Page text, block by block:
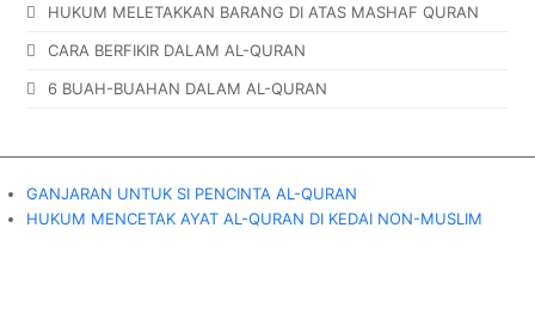
HUKUM MELETAKKAN BARANG DI ATAS MASHAF QURAN
CARA BERFIKIR DALAM AL-QURAN
6 BUAH-BUAHAN DALAM AL-QURAN
GANJARAN UNTUK SI PENCINTA AL-QURAN
HUKUM MENCETAK AYAT AL-QURAN DI KEDAI NON-MUSLIM